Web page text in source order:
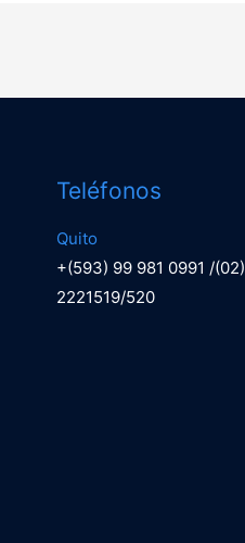
Teléfonos
Quito
+(593) 99 981 0991 /(02)
2221519/520